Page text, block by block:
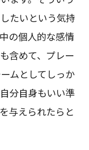
たいという気持
の個人的な感情
含めて、プレー
ムとしてしっか
分自身もいい準
与えられたらと